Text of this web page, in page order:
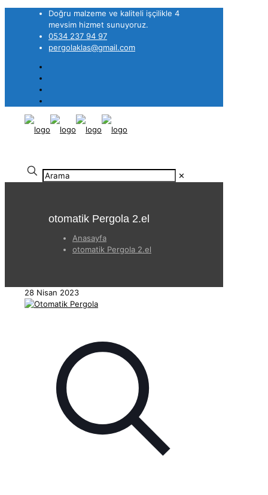
Doğru malzeme ve kaliteli işçilikle 4
mevsim hizmet sunuyoruz.
0534 237 94 97
pergolaklas@gmail.com
✕
otomatik Pergola 2.el
Anasayfa
otomatik Pergola 2.el
28 Nisan 2023